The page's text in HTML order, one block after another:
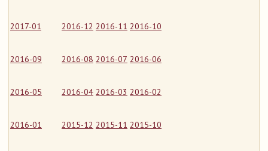
2017-01 2016-12 2016-11 2016-10
2016-09 2016-08 2016-07 2016-06
2016-05 2016-04 2016-03 2016-02
2016-01 2015-12 2015-11 2015-10